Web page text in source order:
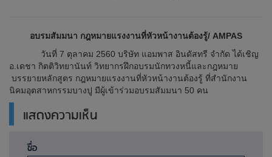
อบรมสัมมนา กฎหมายแรงงานที่หัวหน้างานต้องรู้/ AMPAS
วันที่ 7 ตุลาคม 2560 บริษัท แอมพาส อินดัสทรี จำกัด ได้เชิญ
อ.เดชา กิตติวิทยานันท์ วิทยากรฝึกอบรมนักทวงหนี้และกฎหมาย
บรรยายหลักสูตร กฎหมายแรงงานที่หัวหน้างานต้องรู้ ที่สำนักงาน
นิคมอุตสาหกรรมบางปู มีผู้เข้าร่วมอบรมสัมมนา 50 คน
แสดงความเห็น
ชื่อ